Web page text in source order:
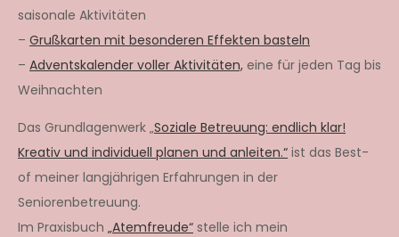
saisonale Aktivitäten
– Grußkarten mit besonderen Effekten basteln
– Adventskalender voller Aktivitäten, eine für jeden Tag bis
Weihnachten
Das Grundlagenwerk „Soziale Betreuung: endlich klar!
Kreativ und individuell planen und anleiten.“ ist das Best-
of meiner langjährigen Erfahrungen in der
Seniorenbetreuung.
Im Praxisbuch „Atemfreude“ stelle ich mein